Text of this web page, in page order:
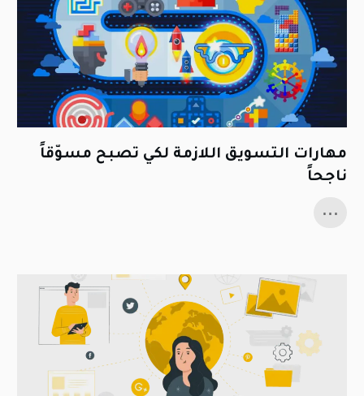
مهارات التسويق اللازمة لكي تصبح مسوّقاً
ناجحاً
...